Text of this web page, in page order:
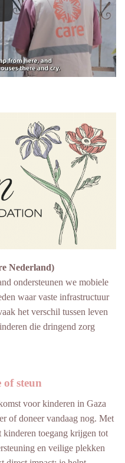
Nederland)
ondersteunen we mobiele
waar vaste infrastructuur
het verschil tussen leven
die dringend zorg
of steun
voor kinderen in Gaza
of doneer vandaag nog. Met
toegang krijgen tot
en veilige plekken